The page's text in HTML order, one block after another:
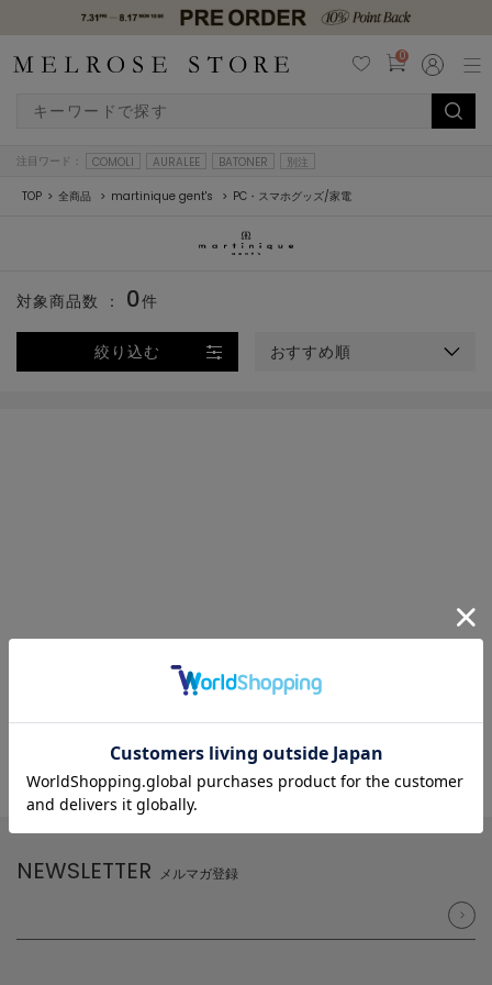
0
注目ワード： COMOLI AURALEE BATONER 別注
TOP 全商品 martinique gent's PC・スマホグッズ/家電
絞り込む おすすめ順
対象商品数 ： 0件
NEWSLETTER メルマガ登録